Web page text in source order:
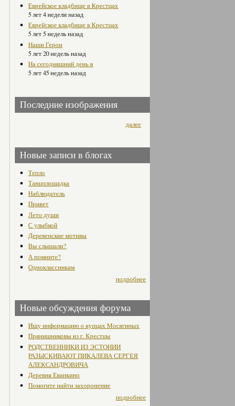
Еврейское кладбище в Крестцах
5 лет 4 недели назад
Еврейское кладбище в Крестцах
5 лет 5 недель назад
Наши Герои
5 лет 20 недель назад
На сегодняшний день в
5 лет 45 недель назад
Последние изображения
далее
Новые записи в блогах
Тепло
Танцплощадка
Наблюдатель
Привет
Лето души
С улыбкой
Деревенские мотивы
Вы слышали?
А помните?
Одноклассникам
подробнее
Новые обсуждения форума
Ищу информацию о купцах Мосягиных
Прянишниковы из г. Крестцы
РОДСТВЕННИКИ ИЗ ЭСТОНИИ
РАЗЫСКИВАЮТ ПИКАЛЕВА СЕРГЕЯ
АЛЕКСАНДРОВИЧА
Деревня Еванкино
Помогите найти захоронение
подробнее